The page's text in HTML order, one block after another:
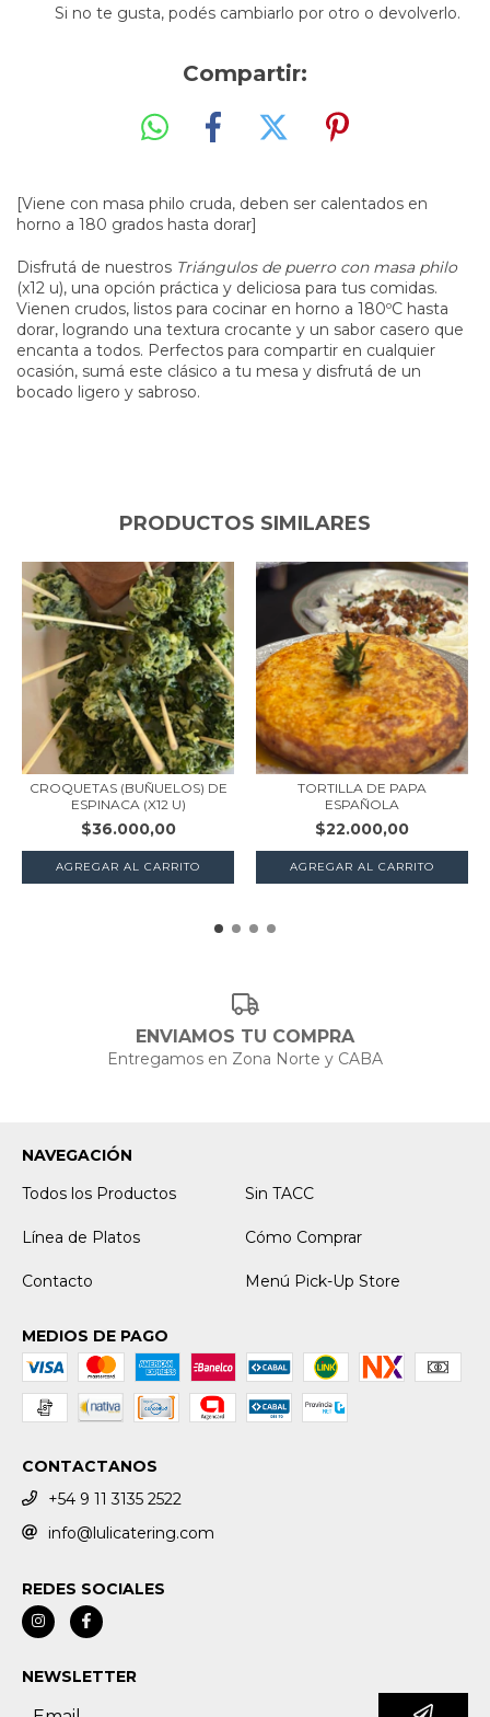
Si no te gusta, podés cambiarlo por otro o devolverlo.
Compartir:
[Viene con masa philo cruda, deben ser calentados en
horno a 180 grados hasta dorar]
Disfrutá de nuestros Triángulos de puerro con masa philo
(x12 u), una opción práctica y deliciosa para tus comidas.
Vienen crudos, listos para cocinar en horno a 180ºC hasta
dorar, logrando una textura crocante y un sabor casero que
encanta a todos. Perfectos para compartir en cualquier
ocasión, sumá este clásico a tu mesa y disfrutá de un
bocado ligero y sabroso.
PRODUCTOS SIMILARES
CROQUETAS (BUÑUELOS) DE
ESPINACA (X12 U)
$36.000,00
AGREGAR AL CARRITO
TORTILLA DE PAPA
ESPAÑOLA
$22.000,00
ENVIAMOS TU COMPRA
Entregamos en Zona Norte y CABA
NAVEGACIÓN
Todos los Productos
Sin TACC
Línea de Platos Cómo Comprar
Contacto Menú Pick-Up Store
MEDIOS DE PAGO
CONTACTANOS
+54 9 11 3135 2522
info@lulicatering.com
REDES SOCIALES
NEWSLETTER